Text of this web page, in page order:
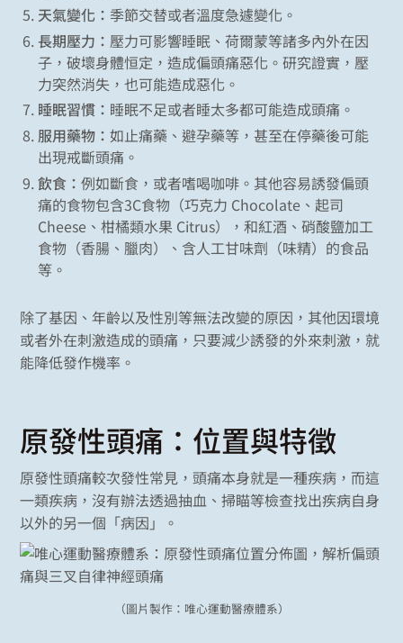
天氣變化： 季節交替或者溫度急遽變化。
長期壓力： 壓力可影響睡眠、荷爾蒙等諸多內外在因
子，破壞身體恒定，造成偏頭痛惡化。研究證實，壓
力突然消失，也可能造成惡化。
睡眠習慣： 睡眠不足或者睡太多都可能造成頭痛。
服用藥物：如止痛藥、避孕藥等，甚至在停藥後可能
出現戒斷頭痛。
飲食：例如斷食，或者嗜喝咖啡。其他容易誘發偏頭
痛的食物包含3C食物（巧克力 Chocolate、起司
Cheese、柑橘類水果 Citrus），和紅酒、硝酸鹽加工
食物（香腸、臘肉）、含人工甘味劑（味精）的食品
等。
除了基因、年齡以及性別等無法改變的原因，其他因環境
或者外在刺激造成的頭痛，只要減少誘發的外來刺激，就
能降低發作機率。
原發性頭痛：位置與特徵
原發性頭痛較次發性常見，頭痛本身就是一種疾病，而這
一類疾病，沒有辦法透過抽血、掃瞄等檢查找出疾病自身
以外的另一個「病因」。
（圖片製作：唯心運動醫療體系）